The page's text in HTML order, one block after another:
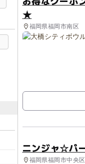
★
福岡県福岡市南区
ニンジャ☆パ
福岡県福岡市中央